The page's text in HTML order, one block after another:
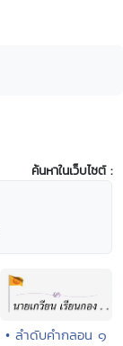
ค้นหาในเว็บไซต์ :
• ลำดับคำกลอน ๑